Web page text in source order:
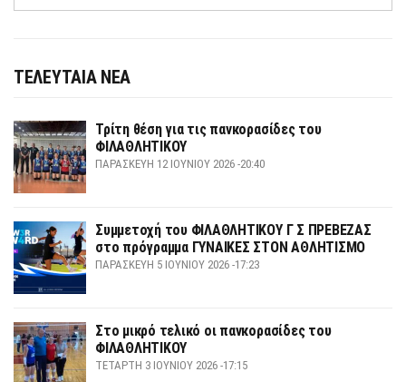
ΤΕΛΕΥΤΑΙΑ ΝΕΑ
Τρίτη θέση για τις πανκορασίδες του
ΦΙΛΑΘΛΗΤΙΚΟΥ
ΠΑΡΑΣΚΕΥΉ 12 ΙΟΥΝΊΟΥ 2026 -20:40
Συμμετοχή του ΦΙΛΑΘΛΗΤΙΚΟΥ Γ Σ ΠΡΕΒΕΖΑΣ
στο πρόγραμμα ΓΥΝΑΙΚΕΣ ΣΤΟΝ ΑΘΛΗΤΙΣΜΟ
ΠΑΡΑΣΚΕΥΉ 5 ΙΟΥΝΊΟΥ 2026 -17:23
Στο μικρό τελικό οι πανκορασίδες του
ΦΙΛΑΘΛΗΤΙΚΟΥ
ΤΕΤΆΡΤΗ 3 ΙΟΥΝΊΟΥ 2026 -17:15